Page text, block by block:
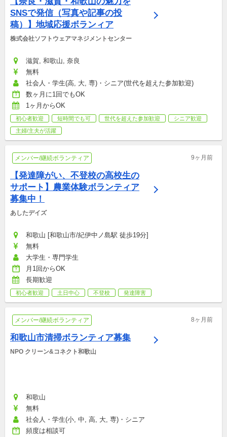
SNSで発信（写真や記事の投
稿）】地域応援ボランィア
株式会社ソフトウェアマネジメントセンター
滋賀, 和歌山, 奈良
無料
社会人・学生(高, 大, 専)・シニア(世代を超えた参加歓迎)
数ヶ月に1回でもOK
1ヶ月からOK
初心者歓迎 短時間でも可 世代を超えた参加歓迎
シニア歓迎
主婦/主夫が活躍
メンバー/継続ボランティア 9ヶ月前
【発達障がい、不登校の高校生の
サポート】農業体験ボランティア
募集中！
あしたデイズ
和歌山 [和歌山市/紀伊中ノ島駅 徒歩19分]
無料
大学生・専門学生
月1回からOK
長期歓迎
初心者歓迎 土日中心 不登校 発達障害
メンバー/継続ボランティア 8ヶ月前
和歌山市清掃ボランティア募集
NPO クリーン&コネクト和歌山
和歌山
無料
社会人・学生(小, 中, 高, 大, 専)・シニア
頻度は相談可